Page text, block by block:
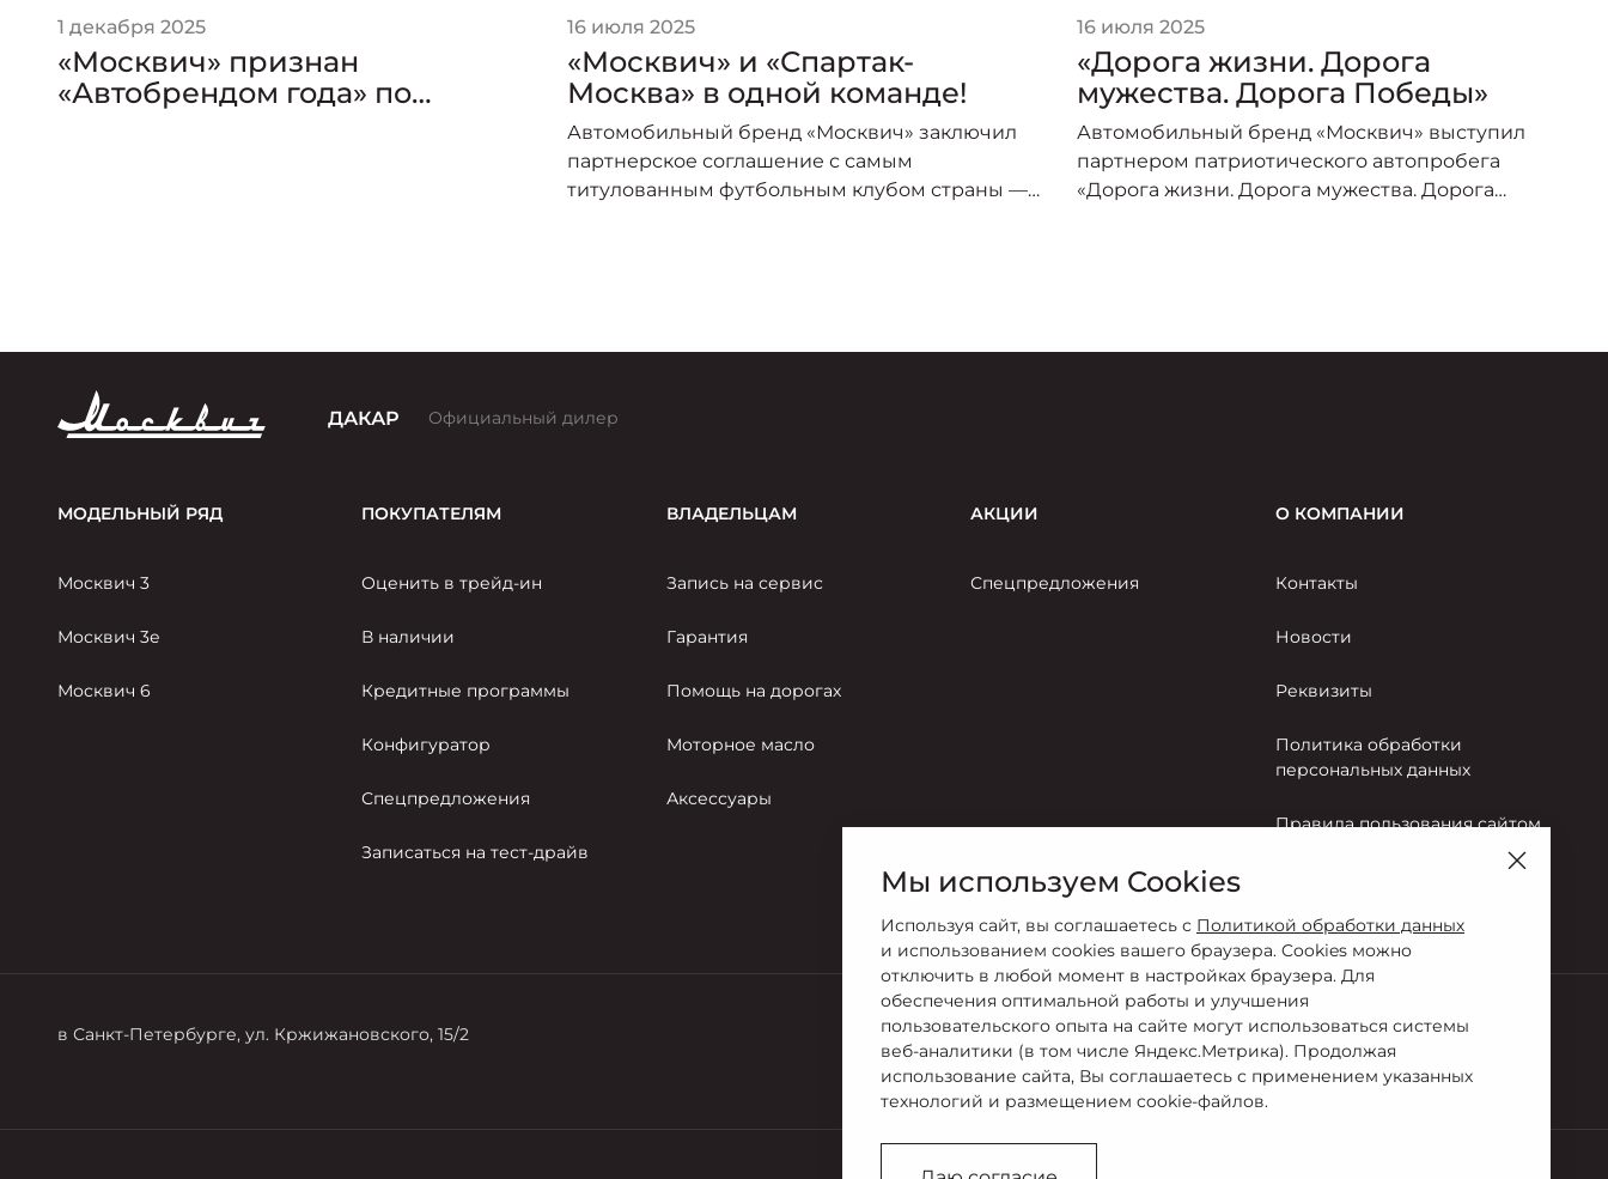
1 декабря 2025
«Москвич» признан
«Автобрендом года» по
16 июля 2025
«Москвич» и «Спартак-
Москва» в одной команде!
Автомобильный бренд «Москвич» заключил
партнерское соглашение с самым
титулованным футбольным клубом страны —
16 июля 2025
«Дорога жизни. Дорога
мужества. Дорога Победы»
Автомобильный бренд «Москвич» выступил
партнером патриотического автопробега
«Дорога жизни. Дорога мужества. Дорога
ДАКАР Официальный дилер
МОДЕЛЬНЫЙ РЯД
Москвич 3
Москвич 3е
Москвич 6
ПОКУПАТЕЛЯМ
Оценить в трейд-ин
В наличии
Кредитные программы
Конфигуратор
Спецпредложения
Записаться на тест-драйв
ВЛАДЕЛЬЦАМ
Запись на сервис
Гарантия
Помощь на дорогах
Моторное масло
Аксессуары
АКЦИИ
Спецпредложения
О КОМПАНИИ
Контакты
Новости
Реквизиты
Политика обработки
персональных данных
Правила пользования сайтом
в Санкт-Петербурге, ул. Кржижановского, 15/2 Продажи
+7 (812) 600 70 00
Мы используем Cookies
Используя сайт, вы соглашаетесь с Политикой обработки данных
и использованием cookies вашего браузера. Cookies можно
отключить в любой момент в настройках браузера. Для
обеспечения оптимальной работы и улучшения
пользовательского опыта на сайте могут использоваться системы
веб-аналитики (в том числе Яндекс.Метрика). Продолжая
использование сайта, Вы соглашаетесь с применением указанных
технологий и размещением cookie-файлов.